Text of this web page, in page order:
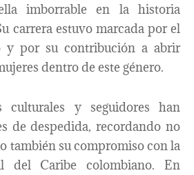
imborrable en la historia
carrera estuvo marcada por el
y por su contribución a abrir
dentro de este género.
culturales y seguidores han
de despedida, recordando no
también su compromiso con la
del Caribe colombiano. En